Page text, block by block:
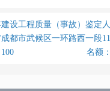
建设工程质量（事故）鉴定
都市武候区一环路西一段
名额